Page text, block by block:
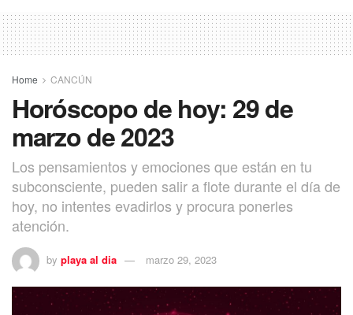
Home CANCÚN
Horóscopo de hoy: 29 de
marzo de 2023
Los pensamientos y emociones que están en tu
subconsciente, pueden salir a flote durante el día de
hoy, no intentes evadirlos y procura ponerles
atención.
by playa al dia marzo 29, 2023